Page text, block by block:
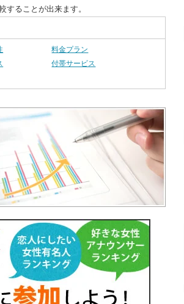
することが出来ます。
料金プラン
付帯サービス